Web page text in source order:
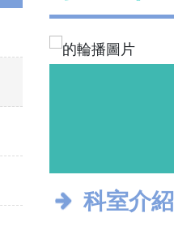
科室介紹